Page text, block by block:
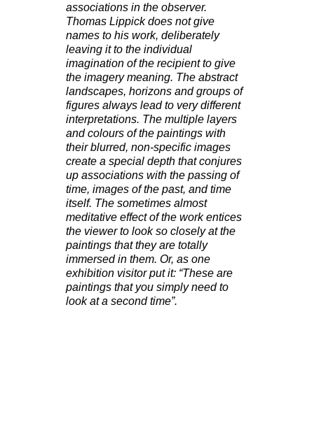
associations in the observer.
Thomas Lippick does not give
names to his work, deliberately
leaving it to the individual
imagination of the recipient to give
the imagery meaning. The abstract
landscapes, horizons and groups of
figures always lead to very different
interpretations. The multiple layers
and colours of the paintings with
their blurred, non-specific images
create a special depth that conjures
up associations with the passing of
time, images of the past, and time
itself. The sometimes almost
meditative effect of the work entices
the viewer to look so closely at the
paintings that they are totally
immersed in them. Or, as one
exhibition visitor put it: “These are
paintings that you simply need to
look at a second time”.